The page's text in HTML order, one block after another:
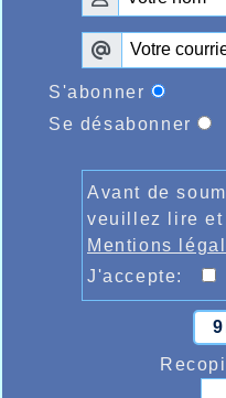
S'abonner
Se désabonner
Avant de
veuillez lire et
Mentions
J'accepte: